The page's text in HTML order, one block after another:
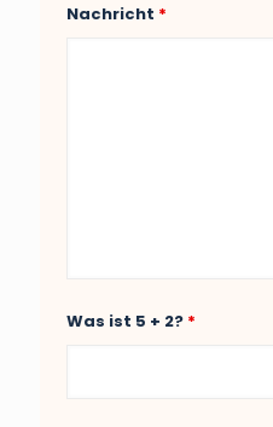
Nachricht *
Was ist 5 + 2? *